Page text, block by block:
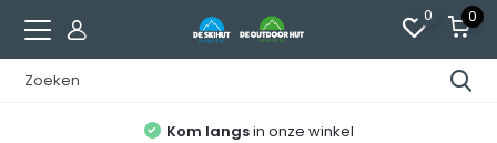
0 0
Kom langsin onze winkel